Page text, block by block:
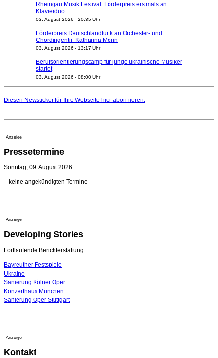
Rheingau Musik Festival: Förderpreis erstmals an
Klavierduo
03. August 2026 - 20:35 Uhr
Förderpreis Deutschlandfunk an Orchester- und
Chordirigentin Katharina Morin
03. August 2026 - 13:17 Uhr
Berufsorientierungscamp für junge ukrainische Musiker
startet
03. August 2026 - 08:00 Uhr
Nationaltheater Mannheim
Regensburger Generalmusikdirektor Stefan Veselka
Kammerorchester Heilbronn: Chefdirigent Risto Joost
verlängert bis 2030
Ensemblemitglieder
Dirigent Nicolás Pasquet mit Würth-Preis der
Jeunesses Musicales ausgezeichnet
07. August 2026 - 13:20 Uhr
Diesen Newsticker für Ihre Webseite hier abonnieren.
Anzeige
Pressetermine
Sonntag, 09. August 2026
– keine angekündigten Termine –
Anzeige
Developing Stories
Fortlaufende Berichterstattung:
Bayreuther Festspiele
Ukraine
Sanierung Kölner Oper
Konzerthaus München
Sanierung Oper Stuttgart
Anzeige
Kontakt